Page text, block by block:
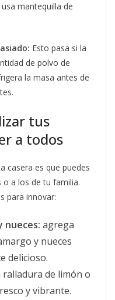
mantequilla de
Esto pasa si la
de polvo de
la masa antes de
tus
a todos
casera es que puedes
a los de tu familia.
para innovar:
nueces: agrega
y nueces
delicioso.
de limón o
y vibrante.